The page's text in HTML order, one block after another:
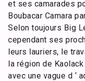
et ses camarades
Boubacar Camara
Selon toujours Big
cependant ses
leurs lauriers, le
la région de
avec une vague d ‘